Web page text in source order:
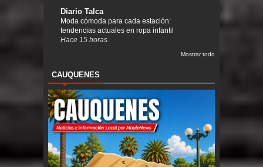
Diario Talca
Moda cómoda para cada estación:
tendencias actuales en ropa infantil
Hace 15 horas.
Mostrar todo
CAUQUENES